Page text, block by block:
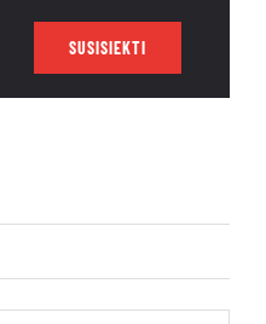
SUSISIEKTI